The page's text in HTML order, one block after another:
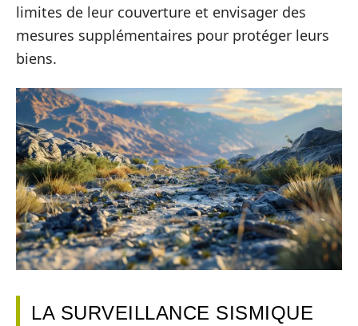
limites de leur couverture et envisager des
mesures supplémentaires pour protéger leurs
biens.
LA SURVEILLANCE SISMIQUE